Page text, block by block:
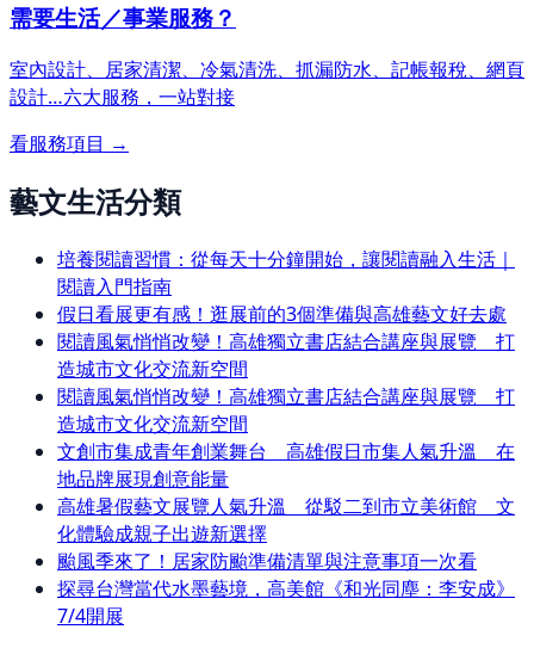
需要生活／事業服務？
室內設計、居家清潔、冷氣清洗、抓漏防水、記帳報稅、網頁
設計…六大服務，一站對接
看服務項目 →
藝文生活分類
培養閱讀習慣：從每天十分鐘開始，讓閱讀融入生活｜
閱讀入門指南
假日看展更有感！逛展前的3個準備與高雄藝文好去處
閱讀風氣悄悄改變！高雄獨立書店結合講座與展覽 打
造城市文化交流新空間
閱讀風氣悄悄改變！高雄獨立書店結合講座與展覽 打
造城市文化交流新空間
文創市集成青年創業舞台 高雄假日市集人氣升溫 在
地品牌展現創意能量
高雄暑假藝文展覽人氣升溫 從駁二到市立美術館 文
化體驗成親子出遊新選擇
颱風季來了！居家防颱準備清單與注意事項一次看
探尋台灣當代水墨藝境，高美館《和光同塵：李安成》
7/4開展